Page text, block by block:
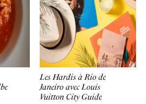
Les Hardis à Rio de
Janeiro avec Louis
Vuitton City Guide